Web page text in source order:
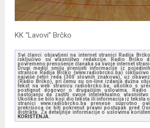
KK “Lavovi” Brčko
Svi članci objavljeni na internet stranici Radija
isključivo su vlasništvo redakcije. Radio Brčko
povremeno prenošenje članaka sa svoje internet
Drugi mediji smiju prenijeti informacije iz
stranice Radija Brčko (www.radiobrcko.ba)
najviše četiri reda (300 slovnih znakova), uz
(Radio Brčko), pri čemu su on-line izdanja dužna
tekst na web stranicu radiobrcko.ba, ukoliko s
postignut dogovor o drugačijim uslovima.
nastojanju da zaštiti svoje intelektualno
Ukoliko se bilo koji dio teksta ili informacija iz teksta
stranici www.radiobrcko.ba prenese suprotno
prekršioca će biti pokrenut pravni postupak pred
distrikta. Za detaljnije informacije o uslovima
KORIŠTENJA.